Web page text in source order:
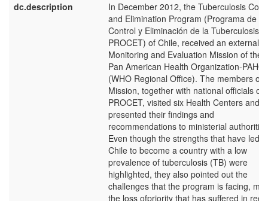
dc.description
In December 2012, the Tuberculosis
and Elimination Program (Programa de
Control y Eliminación de la Tuberculosis-
PROCET) of Chile, received an external
Monitoring and Evaluation Mission of the
Pan American Health Organization-PAHO
(WHO Regional Office). The members of
Mission, together with national officials of
PROCET, visited six Health Centers and
presented their findings and
recommendations to ministerial
Even though the strengths that have led
Chile to become a country with a low
prevalence of tuberculosis (TB) were
highlighted, they also pointed out the
challenges that the program is facing,
the loss ofpriority that has suffered in